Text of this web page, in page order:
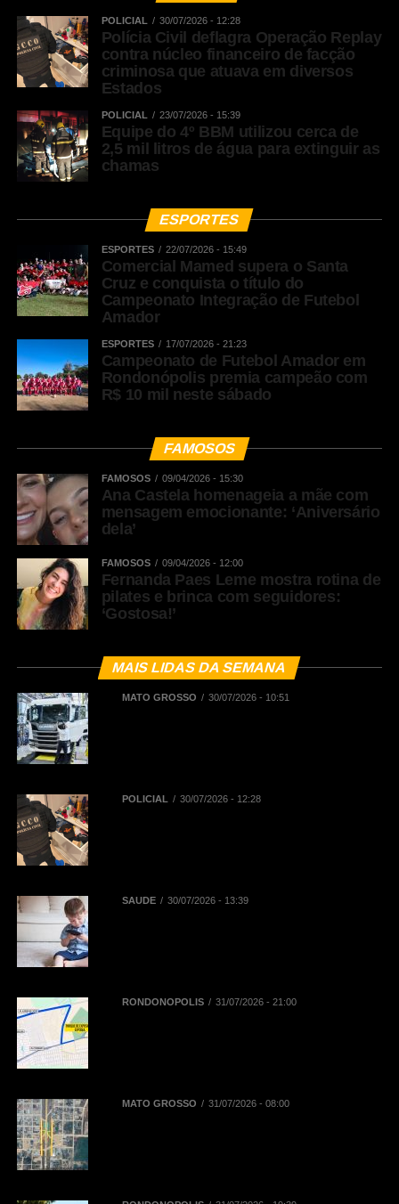
POLICIAL 30/07/2026 - 12:28
Polícia Civil deflagra Operação Replay
contra núcleo financeiro de facção
criminosa que atuava em diversos
Estados
POLICIAL 23/07/2026 - 15:39
Equipe do 4º BBM utilizou cerca de
2,5 mil litros de água para extinguir as
chamas
ESPORTES
ESPORTES 22/07/2026 - 15:49
Comercial Mamed supera o Santa
Cruz e conquista o título do
Campeonato Integração de Futebol
Amador
ESPORTES 17/07/2026 - 21:23
Campeonato de Futebol Amador em
Rondonópolis premia campeão com
R$ 10 mil neste sábado
FAMOSOS
FAMOSOS 09/04/2026 - 15:30
Ana Castela homenageia a mãe com
mensagem emocionante: ‘Aniversário
dela’
FAMOSOS 09/04/2026 - 12:00
Fernanda Paes Leme mostra rotina de
pilates e brinca com seguidores:
‘Gostosa!’
MAIS LIDAS DA SEMANA
MATO GROSSO 30/07/2026 - 10:51
POLICIAL 30/07/2026 - 12:28
SAÚDE 30/07/2026 - 13:39
RONDONÓPOLIS 31/07/2026 - 21:00
MATO GROSSO 31/07/2026 - 08:00